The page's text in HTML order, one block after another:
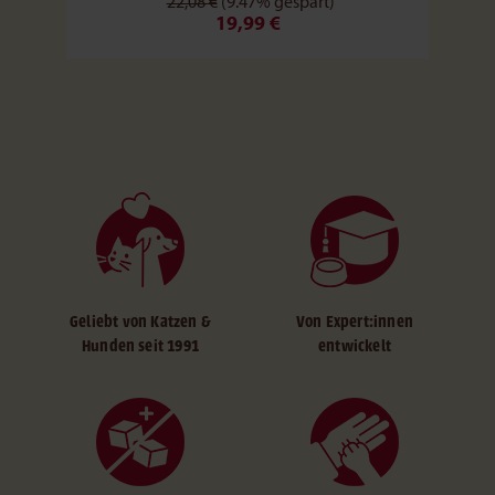
19,99 €
Geliebt von Katzen &
Hunden seit 1991
Von Expert:innen
entwickelt